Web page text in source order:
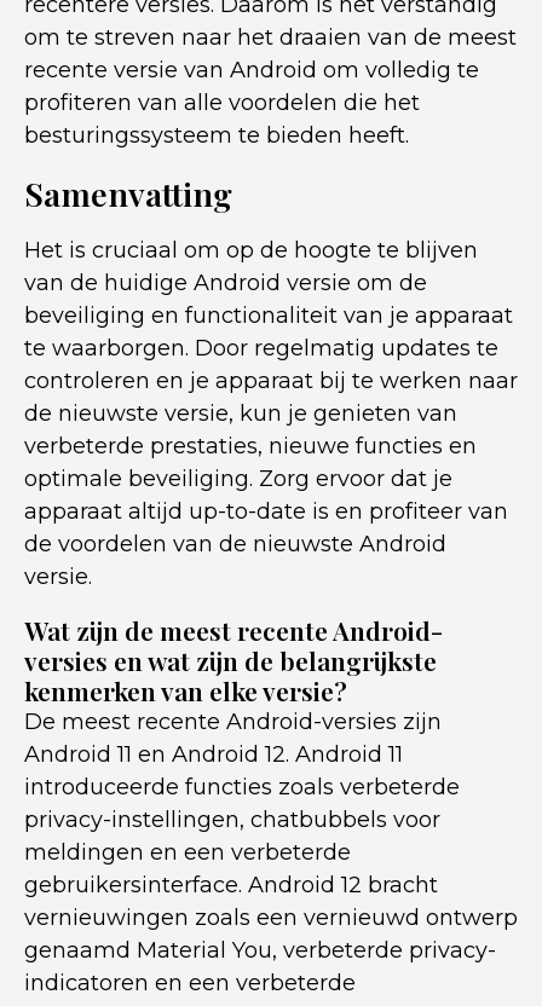
om te streven naar het draaien van de meest
recente versie van Android om volledig te
profiteren van alle voordelen die het
besturingssysteem te bieden heeft.
Samenvatting
Het is cruciaal om op de hoogte te blijven
van de huidige Android versie om de
beveiliging en functionaliteit van je apparaat
te waarborgen. Door regelmatig updates te
controleren en je apparaat bij te werken naar
de nieuwste versie, kun je genieten van
verbeterde prestaties, nieuwe functies en
optimale beveiliging. Zorg ervoor dat je
apparaat altijd up-to-date is en profiteer van
de voordelen van de nieuwste Android
versie.
Wat zijn de meest recente Android-
versies en wat zijn de belangrijkste
kenmerken van elke versie?
De meest recente Android-versies zijn
Android 11 en Android 12. Android 11
introduceerde functies zoals verbeterde
privacy-instellingen, chatbubbels voor
meldingen en een verbeterde
gebruikersinterface. Android 12 bracht
vernieuwingen zoals een vernieuwd ontwerp
genaamd Material You, verbeterde privacy-
indicatoren en een verbeterde